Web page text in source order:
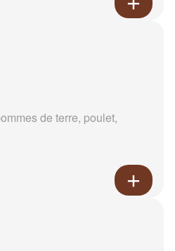
de terre, poulet,